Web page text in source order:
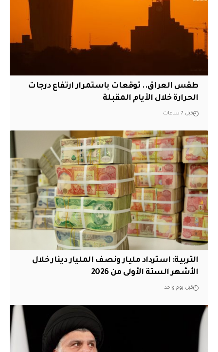
طقس العراق.. توقعات باستمرار ارتفاع درجات
الحرارة خلال الأيام المقبلة
قبل 7 ساعات
التربية: استرداد مليار ونصف المليار دينار خلال
الأشهر الستة الأولى من 2026
قبل يوم واحد